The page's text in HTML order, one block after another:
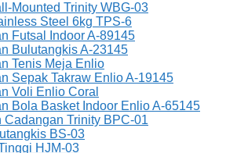
Mounted Trinity WBG-03
Steel 6kg TPS-6
Futsal Indoor A-89145
Bulutangkis A-23145
Tenis Meja Enlio
Sepak Takraw Enlio A-19145
Voli Enlio Coral
Bola Basket Indoor Enlio A-65145
Cadangan Trinity BPC-01
BS-03
HJM-03